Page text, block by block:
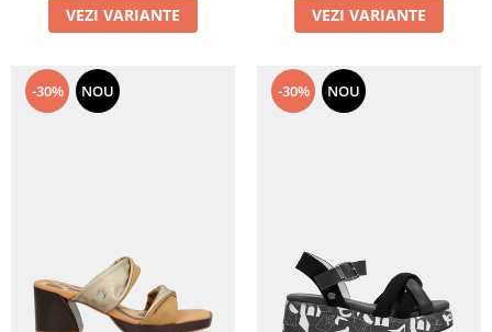
VEZI VARIANTE VEZI VARIANTE
-30% NOU -30% NOU